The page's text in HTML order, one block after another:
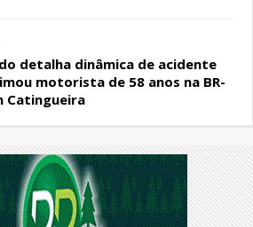
detalha dinâmica de acidente
motorista de 58 anos na BR-
Catingueira